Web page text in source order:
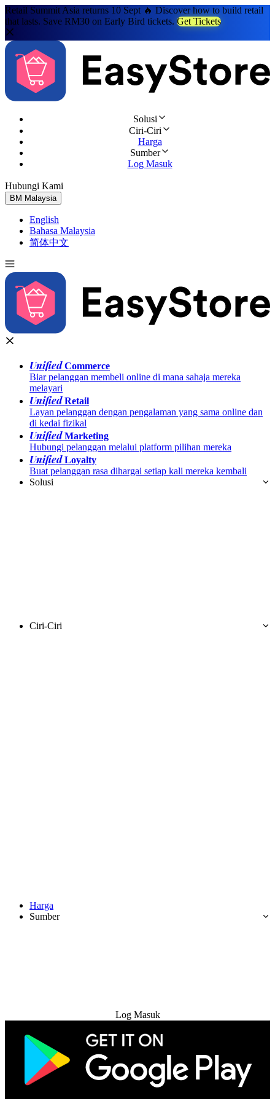
Retail Summit Asia returns 10 Sept 🔥 Discover how to build retail
that lasts. Save RM30 on Early Bird tickets. Get Tickets
Solusi
Ciri-Ciri
Harga
Sumber
Log Masuk
Hubungi Kami
BM Malaysia
English
Bahasa Malaysia
简体中文
UnifiedCommerce
Biar pelanggan membeli online di mana sahaja mereka
melayari
UnifiedRetail
Layan pelanggan dengan pengalaman yang sama online dan
di kedai fizikal
UnifiedMarketing
Hubungi pelanggan melalui platform pilihan mereka
UnifiedLoyalty
Buat pelanggan rasa dihargai setiap kali mereka kembali
Solusi
Ciri-Ciri
Harga
Sumber
Log Masuk